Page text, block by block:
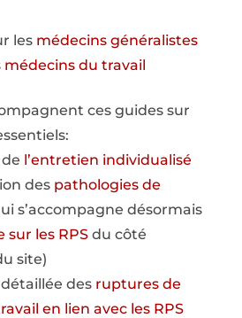
les médecins généralistes
médecins du travail
ces guides sur
l’entretien individualisé
des pathologies de
s’accompagne désormais
sur les RPSdu côté
site)
des ruptures de
en lien avec les RPS